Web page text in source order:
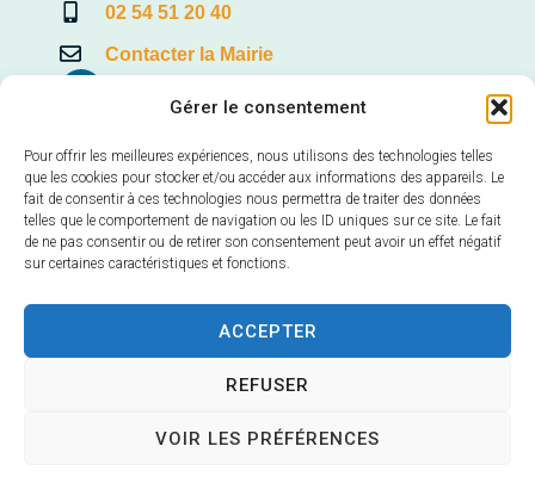
Gérer le consentement
Pour offrir les meilleures expériences, nous utilisons des technologies telles
que les cookies pour stocker et/ou accéder aux informations des appareils. Le
fait de consentir à ces technologies nous permettra de traiter des données
telles que le comportement de navigation ou les ID uniques sur ce site. Le fait
de ne pas consentir ou de retirer son consentement peut avoir un effet négatif
sur certaines caractéristiques et fonctions.
ACCEPTER
REFUSER
VOIR LES PRÉFÉRENCES
02 54 51 20 40
Contacter la Mairie
Mairie annexe de Veuves
22, Avenue de la Loire – Veuves
41150 Veuzain-sur-Loire
02 54 70 24 40